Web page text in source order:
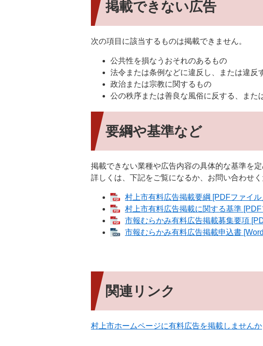
掲載できない広告
次の項目に該当するものは掲載できません。
公共性を損なうおそれのあるもの
法令または条例などに違反し、または違反
政治または宗教に関するもの
公の秩序または善良な風俗に反する、また
要綱や基準など
掲載できない業種や広告内容の具体的な基準を定
詳しくは、下記をご覧になるか、お問い合わせく
村上市有料広告掲載要綱 [PDFファイル
村上市有料広告掲載に関する基準
市報むらかみ有料広告掲載募集要項
市報むらかみ有料広告掲載申込書
関連リンク
村上市ホームページに有料広告を掲載しませんか